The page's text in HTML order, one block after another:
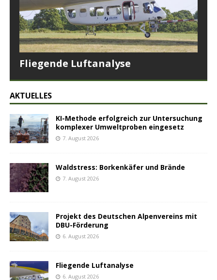
Fliegende Luftanalyse
AKTUELLES
KI-Methode erfolgreich zur Untersuchung
komplexer Umweltproben eingesetz
7. August 2026
Waldstress: Borkenkäfer und Brände
7. August 2026
Projekt des Deutschen Alpenvereins mit
DBU-Förderung
6. August 2026
Fliegende Luftanalyse
6. August 2026